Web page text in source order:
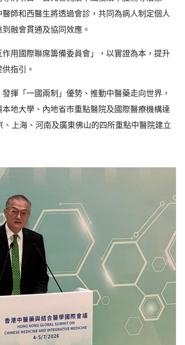
師和西醫生將透過會診，共同為病人制定個人
融會貫通及協同效應。
用國際聯席籌備委員會」，以實證為本，提升
指引。
揮「一國兩制」優勢、推動中醫藥走向世界，
地大學、內地省市重點醫院及國際醫療機構達
上海、河南及廣東佛山的四所重點中醫院建立